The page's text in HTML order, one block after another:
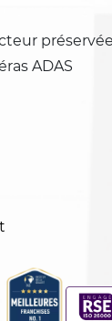
préservée
ADAS